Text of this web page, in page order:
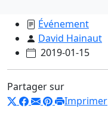
Événement
David Hainaut
2019-01-15
Partager sur
Imprimer